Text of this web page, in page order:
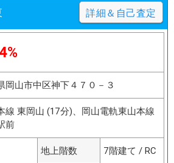
詳細＆自己査定
岡山市中区神下４７０－３
線 東岡山 (17分)、岡山電軌東山本線
前
地上階数 7階建て / RC